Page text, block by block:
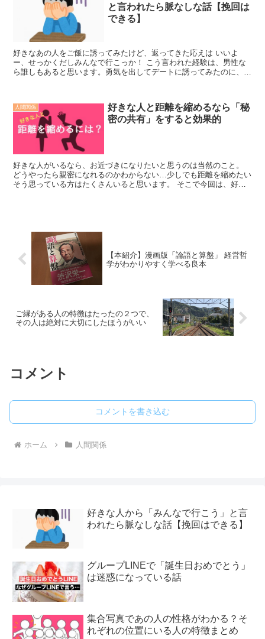
と言われたら脈なしな話【挽回は
できる】
好きなあの人をご飯に誘ってみたけど、返ってきた応えは いいよ
ー、せっかくだしみんなで行こっか！ こう言われた経験は、男性な
ら誰しもあると思います。勇気を出してデートに誘ってみたのに、こ
人間関係
好きな人と距離を縮めるなら「秘
密の共有」をすると効果的
好きな人がいるなら、お近づきになりたいと思うのは当然のこと。
どうやったら親密になれるのかわからない…少しでも距離を縮めたい
そう思っている方はたくさんいると思います。 そこで今回は、好き
【本紹介】漫画版「論語と算盤」 経営哲
学がわかりやすく学べる良本
ご縁がある人の特徴はたったの２つで、
その人は絶対に大切にしたほうがいい
コメント
コメントを書き込む
ホーム 人間関係
好きな人から「みんなで行こう」と言
われたら脈なしな話【挽回はできる】
グループLINEで「誕生日おめでとう」
は迷惑になっている話
集合写真であの人の性格がわかる？そ
れぞれの位置にいる人の特徴まとめ